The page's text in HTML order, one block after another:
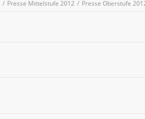
/ Presse Mittelstufe 2012 / Presse Oberstufe